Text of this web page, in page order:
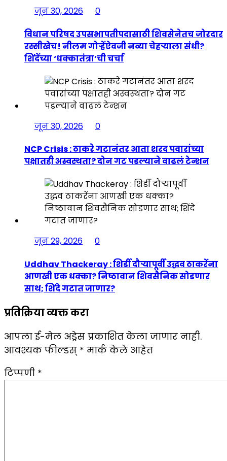
जून 30, 2026
0
विधान परिषद उपसभापतीपदासाठी शिवसेनेतच जोरदार
रस्सीखेच! नीलम गोऱ्हेंऐवजी नव्या चेहऱ्याला संधी?
शिंदेंच्या ‘धक्कातंत्रा’ची चर्चा
जून 30, 2026
0
NCP Crisis : ठाकरे गटानंतर आता शरद पवारांच्या
पक्षातही अस्वस्थता? दोन गट पडल्याने वाढलं टेन्शन
जून 29, 2026
0
Uddhav Thackeray : शिर्डी दौऱ्यापूर्वी उद्धव ठाकरेंना
आणखी एक धक्का? निष्ठावान शिवसैनिक सोडणार
साथ; शिंदे गटात जाणार?
प्रतिक्रिया व्यक्त करा
आपला ई-मेल अड्रेस प्रकाशित केला जाणार नाही.
आवश्यक फील्डस् * मार्क केले आहेत
टिप्पणी *